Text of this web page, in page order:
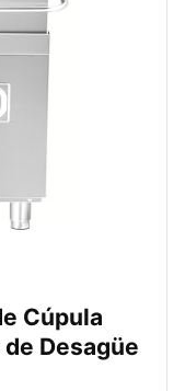
Cúpula
de Desagüe